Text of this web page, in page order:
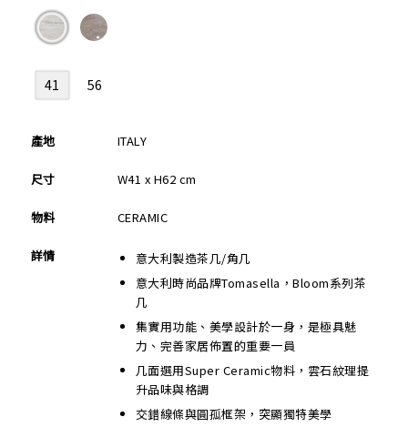
41 56
產地 ITALY
尺寸 W41 x H62 cm
物料 CERAMIC
詳情
意大利製造茶几/角几
意大利時尚品牌Tomasella，Bloom系列茶
几
集實用功能、美學設計於一身，是極具魅
力、完善家居佈置的重要一員
几面選用Super Ceramic物料，雲石紋理提
升品味與格調
交錯線條與圓孤框架，突顯獨特美學